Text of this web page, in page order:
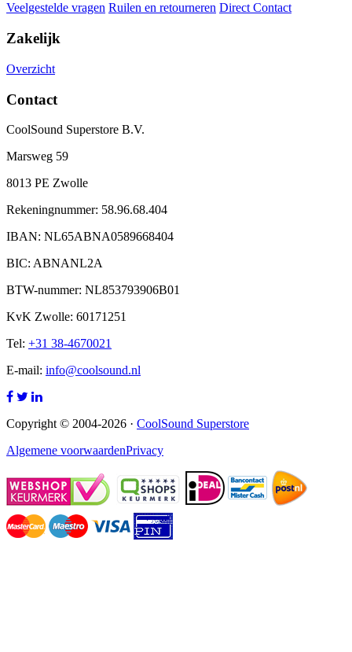
Veelgestelde vragen Ruilen en retourneren Direct Contact
Zakelijk
Overzicht
Contact
CoolSound Superstore B.V.
Marsweg 59
8013 PE Zwolle
Rekeningnummer: 58.96.68.404
IBAN: NL65ABNA0589668404
BIC: ABNANL2A
BTW-nummer: NL853793906B01
KvK Zwolle: 60171251
Tel: +31 38-4670021
E-mail: info@coolsound.nl
Copyright © 2004-2026 · CoolSound Superstore
Algemene voorwaardenPrivacy